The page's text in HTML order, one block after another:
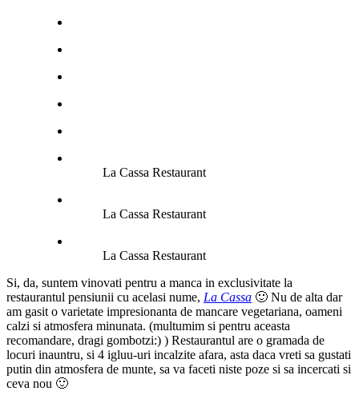
La Cassa Restaurant
La Cassa Restaurant
La Cassa Restaurant
Si, da, suntem vinovati pentru a manca in exclusivitate la
restaurantul pensiunii cu acelasi nume, La Cassa 🙂 Nu de alta dar
am gasit o varietate impresionanta de mancare vegetariana, oameni
calzi si atmosfera minunata. (multumim si pentru aceasta
recomandare, dragi gombotzi:) ) Restaurantul are o gramada de
locuri inauntru, si 4 igluu-uri incalzite afara, asta daca vreti sa gustati
putin din atmosfera de munte, sa va faceti niste poze si sa incercati si
ceva nou 🙂